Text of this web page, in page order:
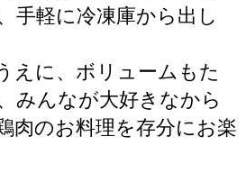
手軽に冷凍庫から出し
えに、ボリュームもた
みんなが大好きなから
肉のお料理を存分にお楽